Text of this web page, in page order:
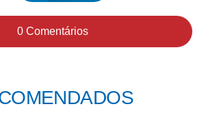
0 Comentários